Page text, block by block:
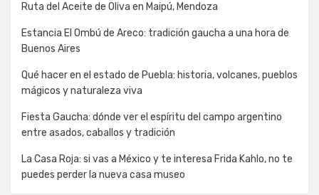
Ruta del Aceite de Oliva en Maipú, Mendoza
Estancia El Ombú de Areco: tradición gaucha a una hora de
Buenos Aires
Qué hacer en el estado de Puebla: historia, volcanes, pueblos
mágicos y naturaleza viva
Fiesta Gaucha: dónde ver el espíritu del campo argentino
entre asados, caballos y tradición
La Casa Roja: si vas a México y te interesa Frida Kahlo, no te
puedes perder la nueva casa museo